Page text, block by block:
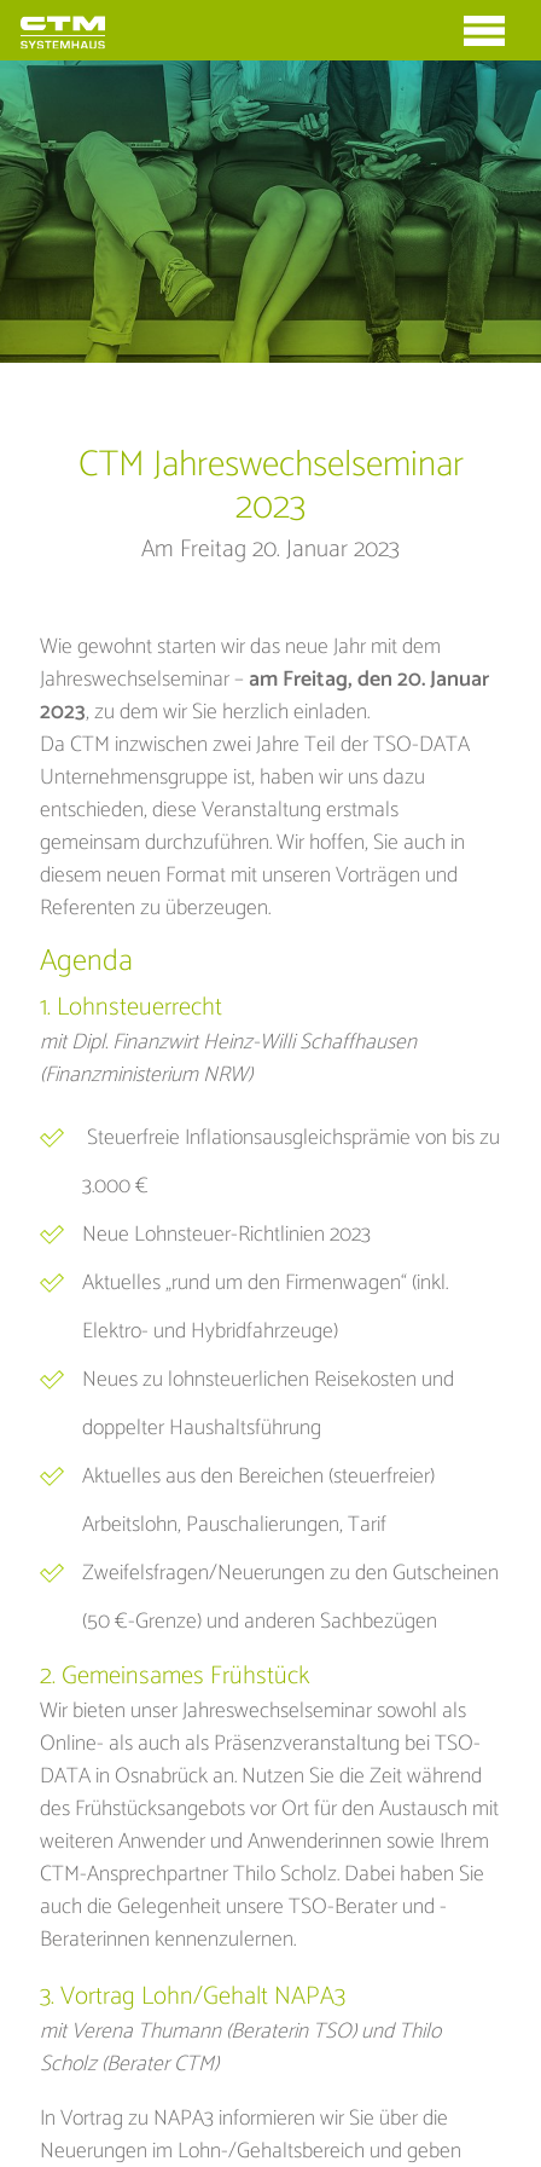
CTM Jahreswechselseminar
2023
Am Freitag 20. Januar 2023
Wie gewohnt starten wir das neue Jahr mit dem
Jahreswechselseminar – am Freitag, den 20. Januar
2023, zu dem wir Sie herzlich einladen.
Da CTM inzwischen zwei Jahre Teil der TSO-DATA
Unternehmensgruppe ist, haben wir uns dazu
entschieden, diese Veranstaltung erstmals
gemeinsam durchzuführen. Wir hoffen, Sie auch in
diesem neuen Format mit unseren Vorträgen und
Referenten zu überzeugen.
Agenda
1. Lohnsteuerrecht
mit Dipl. Finanzwirt Heinz-Willi Schaffhausen
(Finanzministerium NRW)
Steuerfreie Inflationsausgleichsprämie von bis zu
3.000 €
Neue Lohnsteuer-Richtlinien 2023
Aktuelles „rund um den Firmenwagen“ (inkl.
Elektro- und Hybridfahrzeuge)
Neues zu lohnsteuerlichen Reisekosten und
doppelter Haushaltsführung
Aktuelles aus den Bereichen (steuerfreier)
Arbeitslohn, Pauschalierungen, Tarif
Zweifelsfragen/Neuerungen zu den Gutscheinen
(50 €-Grenze) und anderen Sachbezügen
2. Gemeinsames Frühstück
Wir bieten unser Jahreswechselseminar sowohl als
Online- als auch als Präsenzveranstaltung bei TSO-
DATA in Osnabrück an. Nutzen Sie die Zeit während
des Frühstücksangebots vor Ort für den Austausch mit
weiteren Anwender und Anwenderinnen sowie Ihrem
CTM-Ansprechpartner Thilo Scholz. Dabei haben Sie
auch die Gelegenheit unsere TSO-Berater und -
Beraterinnen kennenzulernen.
3. Vortrag Lohn/Gehalt NAPA3
mit Verena Thumann (Beraterin TSO) und Thilo
Scholz (Berater CTM)
In Vortrag zu NAPA3 informieren wir Sie über die
Neuerungen im Lohn-/Gehaltsbereich und geben